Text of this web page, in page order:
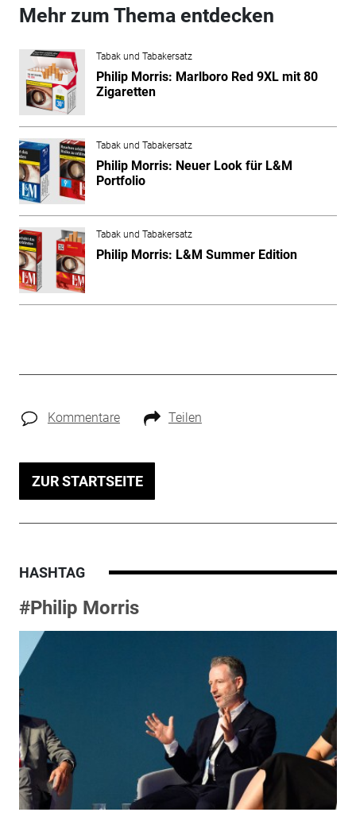
Mehr zum Thema entdecken
Tabak und Tabakersatz
Philip Morris: Marlboro Red 9XL mit 80
Zigaretten
Tabak und Tabakersatz
Philip Morris: Neuer Look für L&M
Portfolio
Tabak und Tabakersatz
Philip Morris: L&M Summer Edition
Kommentare Teilen
ZUR STARTSEITE
HASHTAG
#Philip Morris